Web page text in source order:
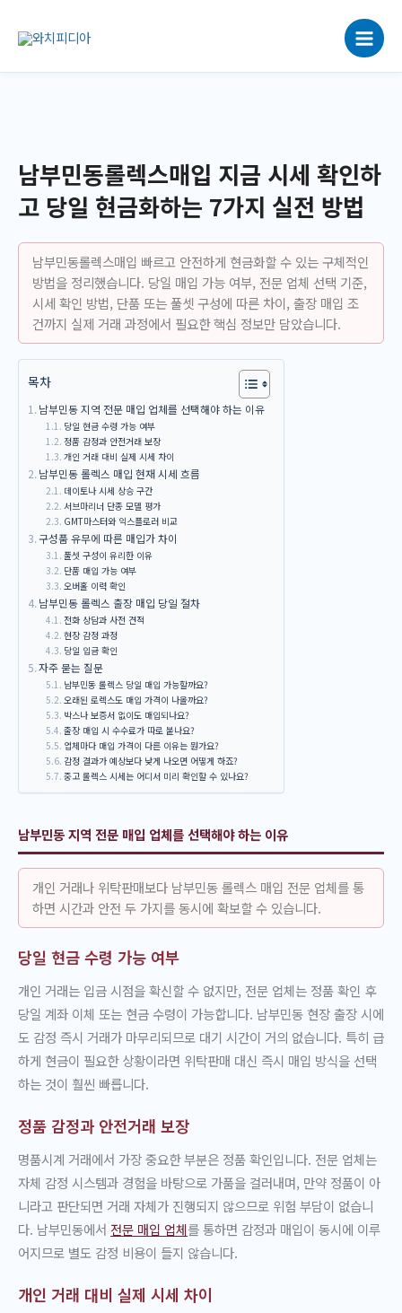
로
남부민동롤렉스매입 지금 시세 확인하
고 당일 현금화하는 7가지 실전 방법
남부민동롤렉스매입 빠르고 안전하게 현금화할 수 있는 구체적인
방법을 정리했습니다. 당일 매입 가능 여부, 전문 업체 선택 기준,
시세 확인 방법, 단품 또는 풀셋 구성에 따른 차이, 출장 매입 조
건까지 실제 거래 과정에서 필요한 핵심 정보만 담았습니다.
목차
남부민동 지역 전문 매입 업체를 선택해야 하는 이유
당일 현금 수령 가능 여부
정품 감정과 안전거래 보장
개인 거래 대비 실제 시세 차이
남부민동 롤렉스 매입 현재 시세 흐름
데이토나 시세 상승 구간
서브마리너 단종 모델 평가
GMT마스터와 익스플로러 비교
구성품 유무에 따른 매입가 차이
풀셋 구성이 유리한 이유
단품 매입 가능 여부
오버홀 이력 확인
남부민동 롤렉스 출장 매입 당일 절차
전화 상담과 사전 견적
현장 감정 과정
당일 입금 확인
자주 묻는 질문
남부민동 롤렉스 당일 매입 가능할까요?
오래된 로렉스도 매입 가격이 나올까요?
박스나 보증서 없이도 매입되나요?
출장 매입 시 수수료가 따로 붙나요?
업체마다 매입 가격이 다른 이유는 뭔가요?
감정 결과가 예상보다 낮게 나오면 어떻게 하죠?
중고 롤렉스 시세는 어디서 미리 확인할 수 있나요?
남부민동 지역 전문 매입 업체를 선택해야 하는 이유
개인 거래나 위탁판매보다 남부민동 롤렉스 매입 전문 업체를 통
하면 시간과 안전 두 가지를 동시에 확보할 수 있습니다.
당일 현금 수령 가능 여부
개인 거래는 입금 시점을 확신할 수 없지만, 전문 업체는 정품 확인 후
당일 계좌 이체 또는 현금 수령이 가능합니다. 남부민동 현장 출장 시에
도 감정 즉시 거래가 마무리되므로 대기 시간이 거의 없습니다. 특히 급
하게 현금이 필요한 상황이라면 위탁판매 대신 즉시 매입 방식을 선택
하는 것이 훨씬 빠릅니다.
정품 감정과 안전거래 보장
명품시계 거래에서 가장 중요한 부분은 정품 확인입니다. 전문 업체는
자체 감정 시스템과 경험을 바탕으로 가품을 걸러내며, 만약 정품이 아
니라고 판단되면 거래 자체가 진행되지 않으므로 위험 부담이 없습니
다. 남부민동에서 전문 매입 업체를 통하면 감정과 매입이 동시에 이루
어지므로 별도 감정 비용이 들지 않습니다.
개인 거래 대비 실제 시세 차이